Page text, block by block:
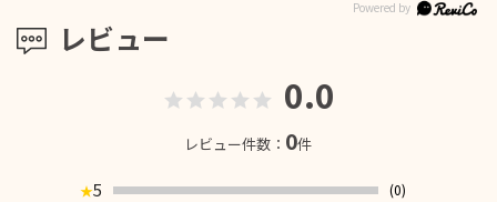
レビュー
0.0
レビュー件数： 0件
★5
(0)